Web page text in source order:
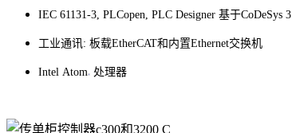
IEC 61131-3, PLCopen, PLC Designer 基于CoDeSys 3
工业通讯: 板载EtherCAT和内置Ethernet交换机
Intel Atom 处理器